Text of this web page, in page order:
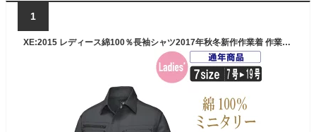
1
XE:2015 レディース綿100％長袖シャツ2017年秋冬新作作業着 作業服 レディース シャツ ワークシャツ